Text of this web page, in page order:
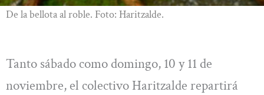
De la bellota al roble. Foto: Haritzalde.
Tanto sábado como domingo, 10 y 11 de
noviembre, el colectivo Haritzalde repartirá